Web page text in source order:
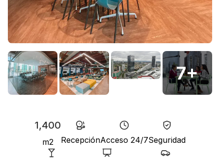
7+
1,400
m2 RecepciónAcceso 24/7Seguridad